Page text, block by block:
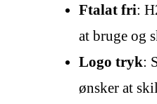
Ftalat fri:
at bruge og
Logo tryk:
ønsker at